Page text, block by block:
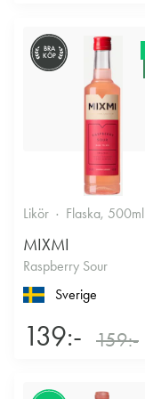
BRA
KÖP
Likör Flaska, 500ml
MIXMI
Raspberry Sour
Sverige
139:- 159:-